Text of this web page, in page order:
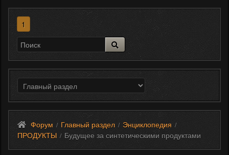
1
Форум / Главный раздел / Энциклопедия /
ПРОДУКТЫ / Будущее за синтетическими продуктами